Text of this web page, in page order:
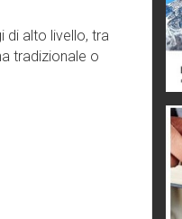
di alto livello, tra
tradizionale o